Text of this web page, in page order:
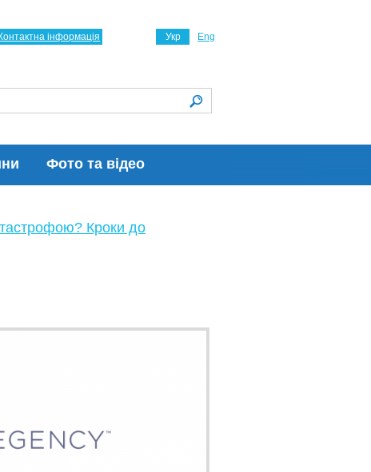
Фото та відео
Укр Eng
Контактна інформація
Кроки до